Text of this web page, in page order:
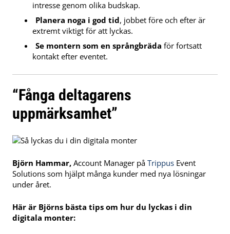
intresse genom olika budskap.
Planera noga i god tid, jobbet före och efter är
extremt viktigt för att lyckas.
Se montern som en språngbräda för fortsatt
kontakt efter eventet.
“Fånga deltagarens
uppmärksamhet”
Björn Hammar, Account Manager på Trippus Event
Solutions som hjälpt många kunder med nya lösningar
under året.
Här är Björns bästa tips om hur du lyckas i din
digitala monter: